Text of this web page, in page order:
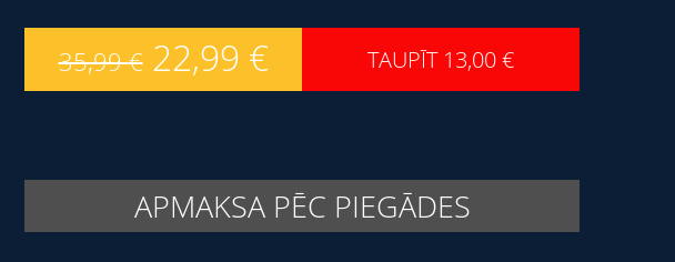
35,99€ 22,99 € TAUPĪT 13,00€
APMAKSA PĒC PIEGĀDES